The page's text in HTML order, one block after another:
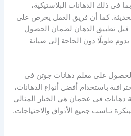
فى ذلك الدهانات البلاستيكية،
الحديثة. كما أن فريق العمل يحرص على
تطبيق الدهان لضمان الحصول
طويلًا دون الحاجة إلى صيانة
على معلم دهانات جوتن فى
باستخدام أفضل أنواع الدهانات،
دهانات فى عجمان هي الخيار المثالي
تناسب جميع الأذواق والاحتياجات.